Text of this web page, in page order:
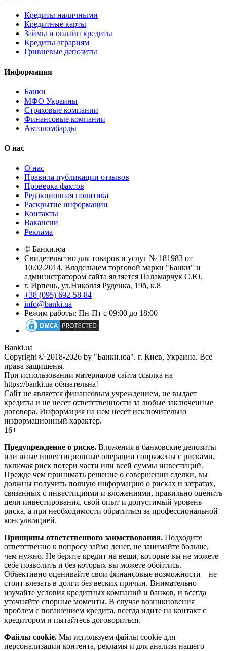
Кредиты наличными
Кредитные карты
Займы и онлайн кредиты
Кредиты аграриям
Гривневые депозиты
Информация
Банки
МФО Украины
Страховые компании
Финансовые компании
Автоломбарды
О нас
О нас
Правила публикации отзывов
Проверка фактов
Редакционная политика
Раскрытие информации
Контакты
Вакансии
Реклама
© Банки.юа
Свидетельство для товаров и услуг № 181983 от
10.02.2014. Владельцем торговой марки "Банки" и
администратором сайта является Паламарчук С.Ю.
г. Ирпень, ул.Николая Руденка, 19б, к.8
+38 (095) 692-58-84
info@banki.ua
Режим работы: Пн-Пт с 09:00 до 18:00
Banki.ua
Copyright © 2018-2026 by "Банки.юа". г. Киев, Украина. Все
права защищены.
При использовании материалов сайта ссылка на
https://banki.ua обязательна!
Сайт не является финансовым учреждением, не выдает
кредиты и не несет ответственности за любые заключенные
договора. Информация на нем несет исключительно
информационный характер.
16+
Предупреждение о риске. Вложения в банковские депозиты
или иные инвестиционные операции сопряжены с рисками,
включая риск потери части или всей суммы инвестиций.
Прежде чем принимать решение о совершении сделки, вы
должны получить полную информацию о рисках и затратах,
связанных с инвестициями и вложениями, правильно оценить
цели инвестирования, свой опыт и допустимый уровень
риска, а при необходимости обратиться за профессиональной
консультацией.
Принципы ответственного заимствования. Подходите
ответственно к вопросу займа денег, не занимайте больше,
чем нужно. Не берите кредит на вещи, которые вы не можете
себе позволить и без которых вы можете обойтись.
Объективно оценивайте свои финансовые возможности – не
стоит влезать в долги без веских причин. Внимательно
изучайте условия кредитных компаний и банков, и всегда
уточняйте спорные моменты. В случае возникновения
проблем с погашением кредита, всегда идите на контакт с
кредитором и пытайтесь договориться.
Файлы cookie. Мы используем файлы cookie для
персонализации контента, рекламы и для анализа нашего